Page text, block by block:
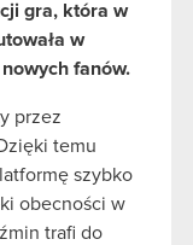
gra, która w
w
fanów.
przez
temu
szybko
obecności w
trafi do